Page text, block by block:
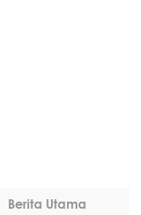
Berita Utama